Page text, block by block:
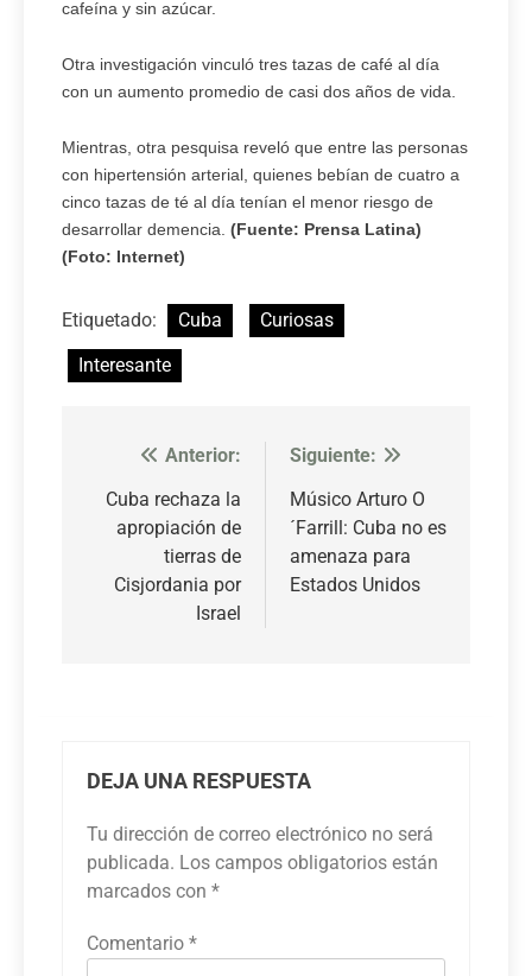
cafeína y sin azúcar.
Otra investigación vinculó tres tazas de café al día
con un aumento promedio de casi dos años de vida.
Mientras, otra pesquisa reveló que entre las personas
con hipertensión arterial, quienes bebían de cuatro a
cinco tazas de té al día tenían el menor riesgo de
desarrollar demencia. (Fuente: Prensa Latina)
(Foto: Internet)
Etiquetado: Cuba
Curiosas
Interesante
Navegación
de
entradas
Anterior:
Cuba rechaza la
apropiación de
tierras de
Cisjordania por
Israel
Siguiente:
Músico Arturo O
´Farrill: Cuba no es
amenaza para
Estados Unidos
DEJA UNA RESPUESTA
Tu dirección de correo electrónico no será
publicada. Los campos obligatorios están
marcados con *
Comentario *